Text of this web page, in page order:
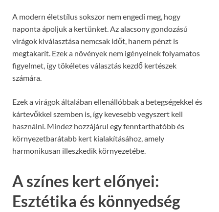
A modern életstílus sokszor nem engedi meg, hogy
naponta ápoljuk a kertünket. Az alacsony gondozású
virágok kiválasztása nemcsak időt, hanem pénzt is
megtakarít. Ezek a növények nem igényelnek folyamatos
figyelmet, így tökéletes választás kezdő kertészek
számára.
Ezek a virágok általában ellenállóbbak a betegségekkel és
kártevőkkel szemben is, így kevesebb vegyszert kell
használni. Mindez hozzájárul egy fenntarthatóbb és
környezetbarátabb kert kialakításához, amely
harmonikusan illeszkedik környezetébe.
A színes kert előnyei:
Esztétika és könnyedség